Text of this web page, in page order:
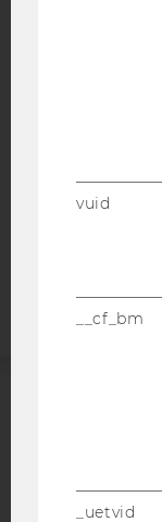
vuid
__cf_bm
_uetvid